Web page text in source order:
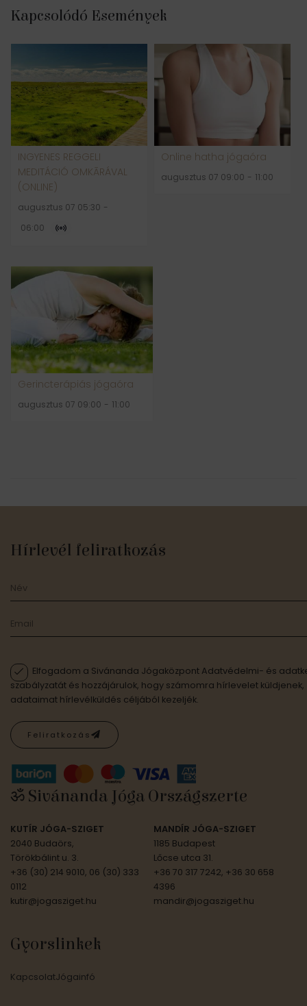
Kapcsolódó Események
INGYENES REGGELI
MEDITÁCIÓ OMKĀRÁVAL
(ONLINE)
augusztus 07 05:30 -
06:00
Online hatha jógaóra
augusztus 07 09:00 - 11:00
Gerincterápiás jógaóra
augusztus 07 09:00 - 11:00
Hírlevél feliratkozás
Elfogadom a Sivánanda Jógaközpont Adatvédelmi- és
szabályzatát és hozzájárulok, hogy számomra hírlevelet küldjenek,
adataimat hírlevélküldés céljából kezeljék.
Feliratkozás
ॐ Sivánanda Jóga Országszerte
KUTÍR JÓGA-SZIGET
2040 Budaörs,
Törökbálint u. 3.
+36 (30) 214 9010, 06 (30) 333
0112
kutir@jogasziget.hu
MANDÍR JÓGA-SZIGET
1185 Budapest
Lőcse utca 31.
+36 70 317 7242, +36 30 658
4396
mandir@jogasziget.hu
Gyorslinkek
KapcsolatJógainfó